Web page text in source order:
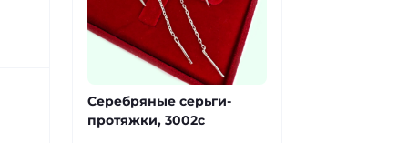
Серебряные серьги-
протяжки, 3002с